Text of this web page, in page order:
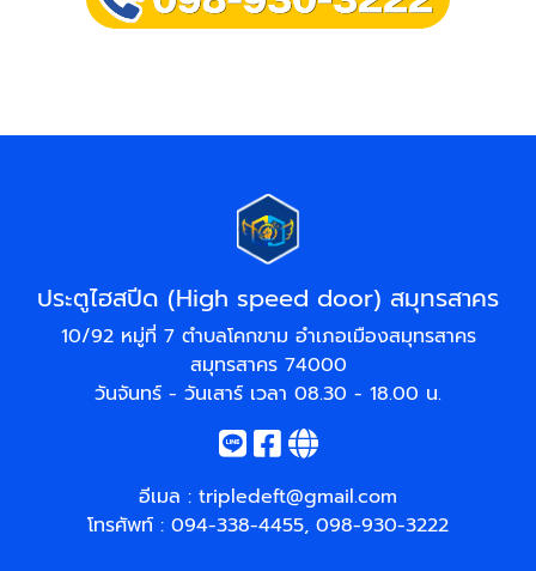
ประตูไฮสปีด (High speed door) สมุทรสาคร
10/92 หมู่ที่ 7 ตำบลโคกขาม อำเภอเมืองสมุทรสาคร
สมุทรสาคร 74000
วันจันทร์ - วันเสาร์ เวลา 08.30 - 18.00 น.
อีเมล : tripledeft@gmail.com
โทรศัพท์ : 094-338-4455, 098-930-3222